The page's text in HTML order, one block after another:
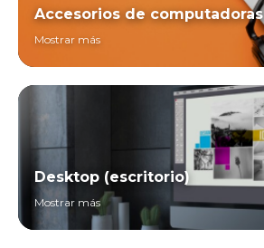
Accesorios de computadoras
Mostrar más
Desktop (escritorio)
Mostrar más